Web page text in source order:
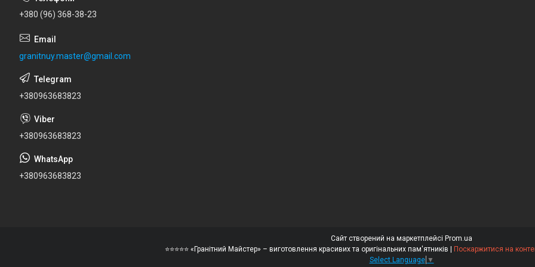
+380 (96) 368-38-23
granitnuy.master@gmail.com
+380963683823
+380963683823
+380963683823
Сайт створений на маркетплейсі Prom.ua
⭐⭐⭐⭐⭐ «Гранітний Майстер» – виготовлення красивих та оригінальних пам'ятників | Поскаржитися на
Select Language ▼